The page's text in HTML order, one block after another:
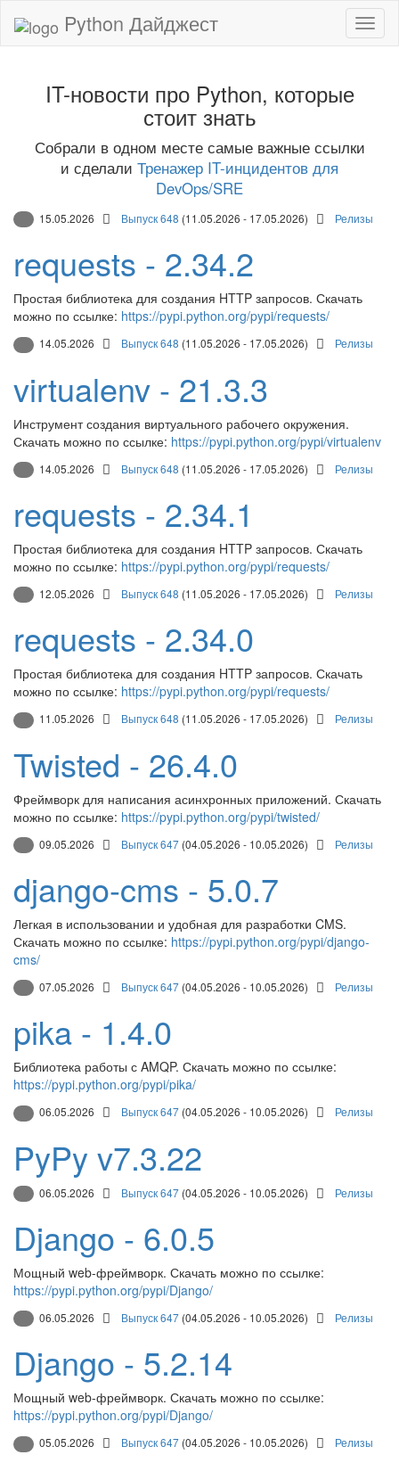
Python Дайджест
IT-новости про Python, которые
стоит знать
Собрали в одном месте самые важные ссылки
и сделали Тренажер IT-инцидентов для
DevOps/SRE
15.05.2026 Выпуск 648 (11.05.2026 - 17.05.2026) Релизы
requests - 2.34.2
Простая библиотека для создания HTTP запросов. Скачать
можно по ссылке: https://pypi.python.org/pypi/requests/
14.05.2026 Выпуск 648 (11.05.2026 - 17.05.2026) Релизы
virtualenv - 21.3.3
Инструмент создания виртуального рабочего окружения.
Скачать можно по ссылке: https://pypi.python.org/pypi/virtualenv
14.05.2026 Выпуск 648 (11.05.2026 - 17.05.2026) Релизы
requests - 2.34.1
Простая библиотека для создания HTTP запросов. Скачать
можно по ссылке: https://pypi.python.org/pypi/requests/
12.05.2026 Выпуск 648 (11.05.2026 - 17.05.2026) Релизы
requests - 2.34.0
Простая библиотека для создания HTTP запросов. Скачать
можно по ссылке: https://pypi.python.org/pypi/requests/
11.05.2026 Выпуск 648 (11.05.2026 - 17.05.2026) Релизы
Twisted - 26.4.0
Фреймворк для написания асинхронных приложений. Скачать
можно по ссылке: https://pypi.python.org/pypi/twisted/
09.05.2026 Выпуск 647 (04.05.2026 - 10.05.2026) Релизы
django-cms - 5.0.7
Легкая в использовании и удобная для разработки CMS.
Скачать можно по ссылке: https://pypi.python.org/pypi/django-
cms/
07.05.2026 Выпуск 647 (04.05.2026 - 10.05.2026) Релизы
pika - 1.4.0
Библиотека работы с AMQP. Скачать можно по ссылке:
https://pypi.python.org/pypi/pika/
06.05.2026 Выпуск 647 (04.05.2026 - 10.05.2026) Релизы
PyPy v7.3.22
06.05.2026 Выпуск 647 (04.05.2026 - 10.05.2026) Релизы
Django - 6.0.5
Мощный web-фреймворк. Скачать можно по ссылке:
https://pypi.python.org/pypi/Django/
06.05.2026 Выпуск 647 (04.05.2026 - 10.05.2026) Релизы
Django - 5.2.14
Мощный web-фреймворк. Скачать можно по ссылке:
https://pypi.python.org/pypi/Django/
05.05.2026 Выпуск 647 (04.05.2026 - 10.05.2026) Релизы